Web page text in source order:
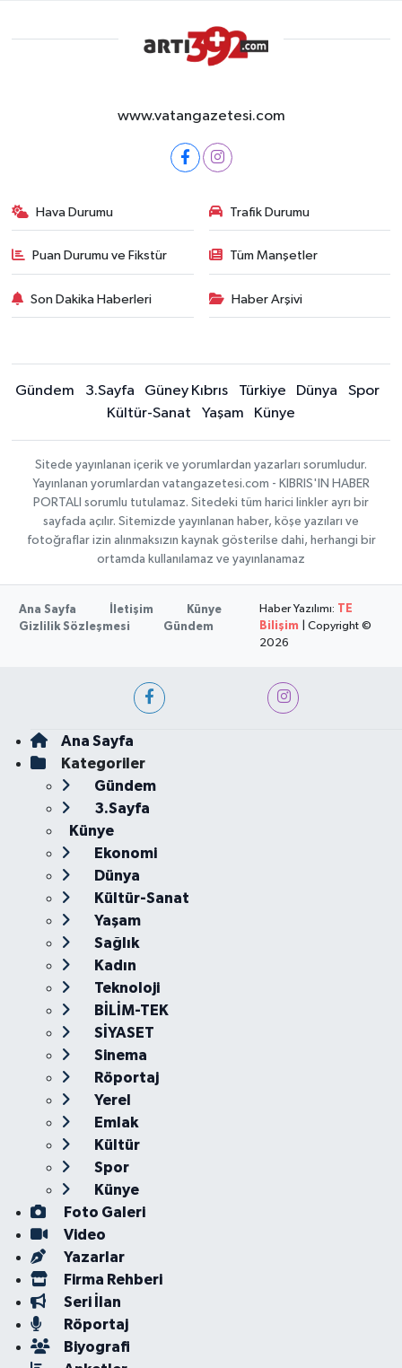
www.vatangazetesi.com
Hava Durumu Trafik Durumu
Puan Durumu ve Fikstür Tüm Manşetler
Son Dakika Haberleri Haber Arşivi
Gündem 3.Sayfa Güney Kıbrıs Türkiye Dünya
Spor
Kültür-Sanat
Yaşam Künye
Sitede yayınlanan içerik ve yorumlardan yazarları sorumludur.
Yayınlanan yorumlardan vatangazetesi.com - KIBRIS'IN HABER
PORTALI sorumlu tutulamaz. Sitedeki tüm harici linkler ayrı bir
sayfada açılır. Sitemizde yayınlanan haber, köşe yazıları ve
fotoğraflar izin alınmaksızın kaynak gösterilse dahi, herhangi bir
ortamda kullanılamaz ve yayınlanamaz
Ana Sayfa İletişim
Künye
Gizlilik Sözleşmesi
Gündem
Haber Yazılımı: TE
Bilişim | Copyright ©
2026
Ana Sayfa
Kategoriler
Gündem
3.Sayfa
Künye
Ekonomi
Dünya
Kültür-Sanat
Yaşam
Sağlık
Kadın
Teknoloji
BİLİM-TEK
SİYASET
Sinema
Röportaj
Yerel
Emlak
Kültür
Spor
Künye
Foto Galeri
Video
Yazarlar
Firma Rehberi
Seri İlan
Röportaj
Biyografi